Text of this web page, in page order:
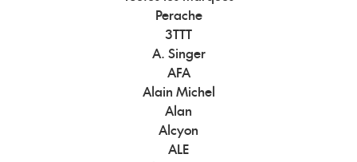
Perache
3TTT
A. Singer
AFA
Alain Michel
Alan
Alcyon
ALE